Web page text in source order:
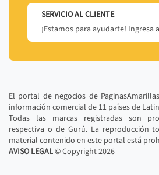
SERVICIO AL CLIENTE
¡Estamos para ayudarte! Ingresa a
El portal de negocios de
información comercial de 11 países de
Todas las marcas registradas son
respectiva o de Gurú. La reproducción
material contenido en este portal está
AVISO LEGAL© Copyright2026